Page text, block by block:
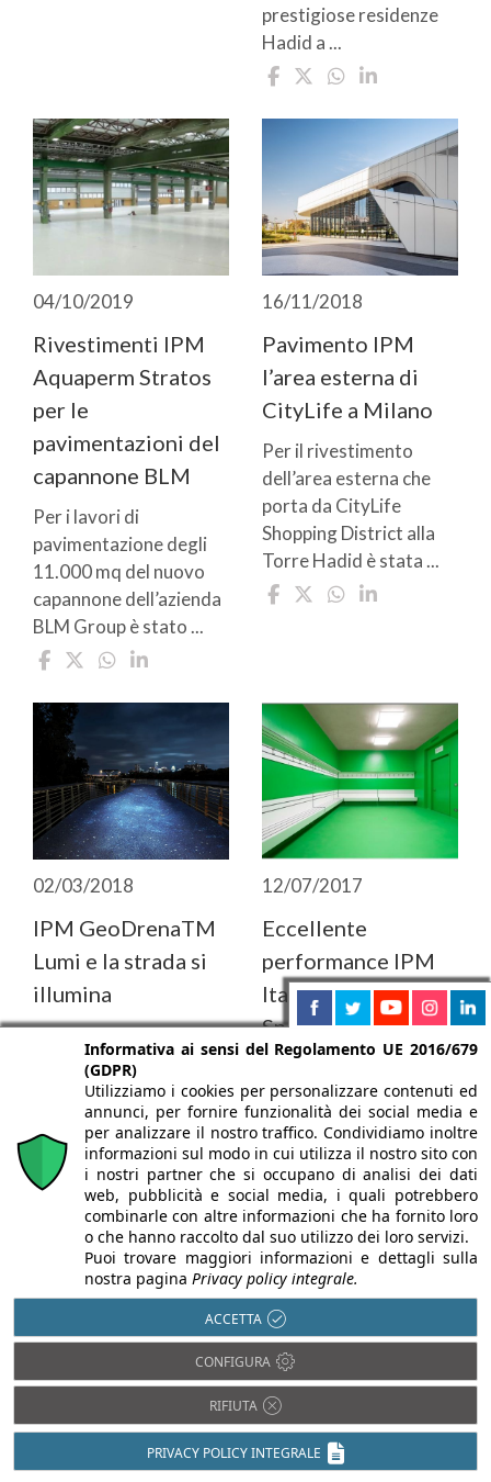
prestigiose residenze
Hadid a ...
04/10/2019
Rivestimenti IPM
Aquaperm Stratos
per le
pavimentazioni del
capannone BLM
Per i lavori di
pavimentazione degli
11.000 mq del nuovo
capannone dell’azienda
BLM Group è stato ...
16/11/2018
Pavimento IPM
l’area esterna di
CityLife a Milano
Per il rivestimento
dell’area esterna che
porta da CityLife
Shopping District alla
Torre Hadid è stata ...
02/03/2018
IPM GeoDrenaTM
Lumi e la strada si
illumina
Grazie a un
trattamento speciale
sugli inerti che li
rende luminescenti, la
soluzione sviluppata da
IPM crea ...
12/07/2017
Eccellente
performance IPM
Italia al Centro
Sportivo Fucine
Rovereto
Una delle recenti opere
di IPM Italia nell’ambito
commerciale e
contract, è il Centro
Sportivo Fucine ...
06/12/2016
Pavimenti in
Sistema
Informativa ai sensi del Regolamento UE 2016/679
(GDPR)
Utilizziamo i cookies per personalizzare contenuti ed
annunci, per fornire funzionalità dei social media e
per analizzare il nostro traffico. Condividiamo inoltre
informazioni sul modo in cui utilizza il nostro sito con
i nostri partner che si occupano di analisi dei dati
web, pubblicità e social media, i quali potrebbero
combinarle con altre informazioni che ha fornito loro
o che hanno raccolto dal suo utilizzo dei loro servizi.
Puoi trovare maggiori informazioni e dettagli sulla
nostra pagina Privacy policy integrale.
ACCETTA
CONFIGURA
RIFIUTA
PRIVACY POLICY INTEGRALE